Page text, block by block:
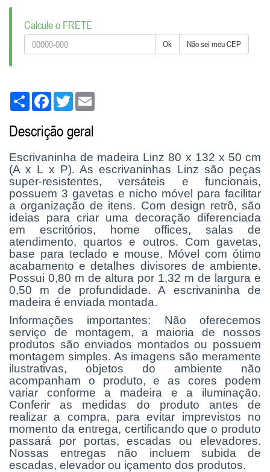
Calcule o FRETE
Ok Não sei meu CEP
Share FacebookTwitter
Descrição geral
Escrivaninha de madeira Linz 80 x 132 x 50 cm
(A x L x P). As escrivaninhas Linz são peças
super-resistentes, versáteis e funcionais,
possuem 3 gavetas e nicho móvel para facilitar
a organização de itens. Com design retrô, são
ideias para criar uma decoração diferenciada
em escritórios, home offices, salas de
atendimento, quartos e outros. Com gavetas,
base para teclado e mouse. Móvel com ótimo
acabamento e detalhes divisores de ambiente.
Possui 0,80 m de altura por 1,32 m de largura e
0,50 m de profundidade. A escrivaninha de
madeira é enviada montada.
Informações importantes: Não oferecemos
serviço de montagem, a maioria de nossos
produtos são enviados montados ou possuem
montagem simples. As imagens são meramente
ilustrativas, objetos do ambiente não
acompanham o produto, e as cores podem
variar conforme a madeira e a iluminação.
Conferir as medidas do produto antes de
realizar a compra, para evitar imprevistos no
momento da entrega, certificando que o produto
passará por portas, escadas ou elevadores.
Nossas entregas não incluem subida de
escadas, elevador ou içamento dos produtos.